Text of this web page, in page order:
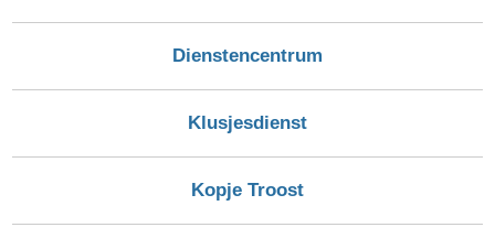
Dienstencentrum
Klusjesdienst
Kopje Troost